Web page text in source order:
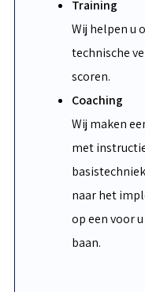
Training
Wij helpen u
technische
scoren.
Coaching
Wij maken
met
naar het
op een voor
baan.